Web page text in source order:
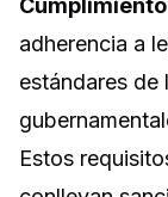
adherencia a
estándares de
Estos